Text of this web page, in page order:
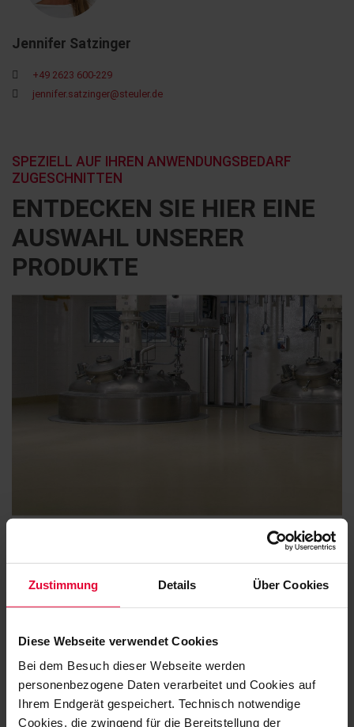
Zustimmung Details Über Cookies
Diese Webseite verwendet Cookies
Bei dem Besuch dieser Webseite werden
personenbezogene Daten verarbeitet und Cookies auf
Ihrem Endgerät gespeichert. Technisch notwendige
Cookies, die zwingend für die Bereitstellung der
Jennifer Satzinger
+49 2623 600-229
jennifer.satzinger@steuler.de
ENTDECKEN SIE HIER EINE
AUSWAHL UNSERER
PRODUKTE
SPEZIELL AUF IHREN ANWENDUNGSBEDARF
ZUGESCHNITTEN